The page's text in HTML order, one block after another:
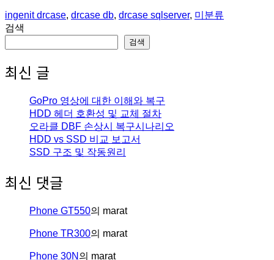
An
article
by
ingenitPosted
drcase, drcase db, drcase sqlserver, 미분류
검색
검색
최신 글
GoPro 영상에 대한 이해와 복구
HDD 헤더 호환성 및 교체 절차
오라클 DBF 손상시 복구시나리오
HDD vs SSD 비교 보고서
SSD 구조 및 작동원리
최신 댓글
Phone GT550의 marat
Phone TR300의 marat
Phone 30N 의 marat